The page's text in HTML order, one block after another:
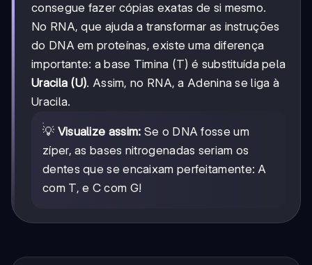
consegue fazer cópias exatas de si mesmo.
No RNA, que ajuda a transformar as instruções
do DNA em proteínas, existe uma diferença
importante: a base Timina (T) é substituída pela
Uracila (U). Assim, no RNA, a Adenina se liga à
Uracila.
💡 Visualize assim: Se o DNA fosse um
zíper, as bases nitrogenadas seriam os
dentes que se encaixam perfeitamente: A
com T, e C com G!